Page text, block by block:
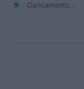
Caricamento...